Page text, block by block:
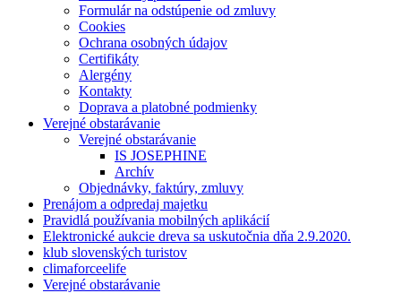
Formulár na odstúpenie od zmluvy
Cookies
Ochrana osobných údajov
Certifikáty
Alergény
Kontakty
Doprava a platobné podmienky
Verejné obstarávanie
Verejné obstarávanie
IS JOSEPHINE
Archív
Objednávky, faktúry, zmluvy
Prenájom a odpredaj majetku
Pravidlá používania mobilných aplikácií
Elektronické aukcie dreva sa uskutočnia dňa 2.9.2020.
klub slovenských turistov
climaforceelife
Verejné obstarávanie